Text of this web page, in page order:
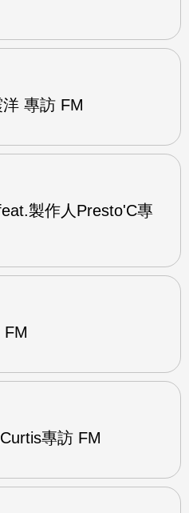
專訪 FM
製作人Presto'C專
FM
專訪 FM